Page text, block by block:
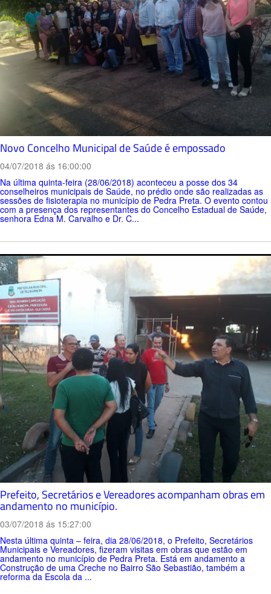
Novo Concelho Municipal de Saúde é empossado
04/07/2018 ás 16:00:00
Na última quinta-feira (28/06/2018) aconteceu a posse dos 34
conselheiros municipais de Saúde, no prédio onde são realizadas as
sessões de fisioterapia no município de Pedra Preta. O evento contou
com a presença dos representantes do Concelho Estadual de Saúde,
senhora Edna M. Carvalho e Dr. C...
Prefeito, Secretários e Vereadores acompanham obras em
andamento no município.
03/07/2018 ás 15:27:00
Nesta última quinta – feira, dia 28/06/2018, o Prefeito, Secretários
Municipais e Vereadores, fizeram visitas em obras que estão em
andamento no município de Pedra Preta. Está em andamento a
Construção de uma Creche no Bairro São Sebastião, também a
reforma da Escola da ...